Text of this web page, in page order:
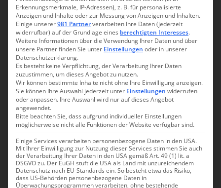
Mallorca 2023: Wanderung
zur Platja des Caló und zur
Cala de Oliver
24. September 2023 Nicole
Twittern
Mit den Worten: „Noch mal ein paar Tage ins Warme“ kann
man mich eigentlich erst ab November ködern, wenn es bei uns
ungemütlich und kalt wird. Ende September genieße ich lieber
den Spätsommer in Deutschland mit angenehmen Temperaturen.
Aber wie es sich so ergab, führte mich der Job ein paar Tage
nach Mallorca. Da lag es natürlich nah, ein paar Extra-Tage
dranzuhängen. Wobei ich die Tage nicht drangehängt, sondern
Erkennungsmerkmale, IP-Adressen), z. B. für personalisierte
Anzeigen und Inhalte oder zur Messung von Anzeigen und Inhalten.
Einige unserer981 Partnerverarbeiten Ihre Daten (jederzeit
widerrufbar) auf der Grundlage eines berechtigten Interesses.
Weitere Informationen über die Verwendung Ihrer Daten und über
unsere Partner finden Sie unter Einstellungen oder in unserer
Datenschutzerklärung.
Es besteht keine Verpflichtung, der Verarbeitung Ihrer Daten
zuzustimmen, um dieses Angebot zu nutzen.
Wir können bestimmte Inhalte nicht ohne Ihre Einwilligung anzeigen.
Sie können Ihre Auswahl jederzeit unter Einstellungen widerrufen
oder anpassen. Ihre Auswahl wird nur auf dieses Angebot
angewendet.
Bitte beachten Sie, dass aufgrund individueller Einstellungen
möglicherweise nicht alle Funktionen der Website verfügbar sind.
Einige Services verarbeiten personenbezogene Daten in den USA.
Mit Ihrer Einwilligung zur Nutzung dieser Services stimmen Sie auch
der Verarbeitung Ihrer Daten in den USA gemäß Art. 49 (1) lit. a
DSGVO zu. Der EuGH stuft die USA als Land mit unzureichendem
Datenschutz nach EU-Standards ein. So besteht etwa das Risiko,
dass US-Behörden personenbezogene Daten in
Überwachungsprogrammen verarbeiten, ohne bestehende